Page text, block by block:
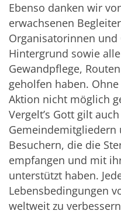
Ebenso danken wir
erwachsenen
Organisatorinnen
Hintergrund sowie
Gewandpflege,
geholfen haben.
Aktion nicht möglich
Vergelt’s Gott gilt
Gemeindemitgliedern
Besuchern, die die
empfangen und mit
unterstützt haben.
Lebensbedingungen
weltweit zu